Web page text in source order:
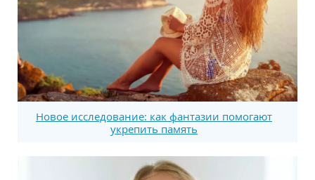
Новое исследование: как фантазии помогают
укрепить память